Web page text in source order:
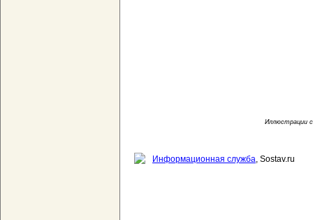
Иллюстрации с
Информационная служба, Sostav.ru